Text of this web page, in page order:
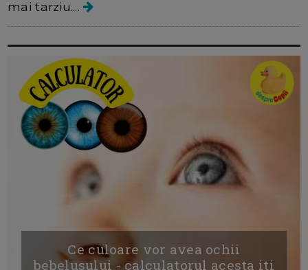
mai tarziu....
Ce culoare vor avea ochii
bebelusului - calculatorul acesta iti